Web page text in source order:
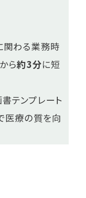
わる業務時
から約3分に短
テンプレート
医療の質を向